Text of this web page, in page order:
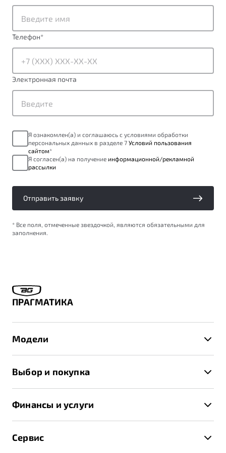
от 1 699 990 ₽*
Обзор В наличии
X70
Универсальный кроссовер
Обзор В наличии
Подробно
Автомобили в наличии
Тест-драйв
Спецпредложения
Будьте еще более уверены на дорогах с программой
Преимущества программы
Запись на сервис
Калькулятор ТО
Клиентская поддержка
Телефон*
Электронная почта
Я ознакомлен(а) и соглашаюсь с условиями обработки
персональных данных в разделе 7 Условий пользования
сайтом*
Я согласен(а) на получение информационной/рекламной
рассылки
Отправить заявку
* Все поля, отмеченные звездочкой, являются обязательными для
заполнения.
ПРАГМАТИКА
Модели
X70
Выбор и покупка
Спецпредложения и Акции
Записаться на тест-драйв
Финансы и услуги
Трейд-ин
Сервис